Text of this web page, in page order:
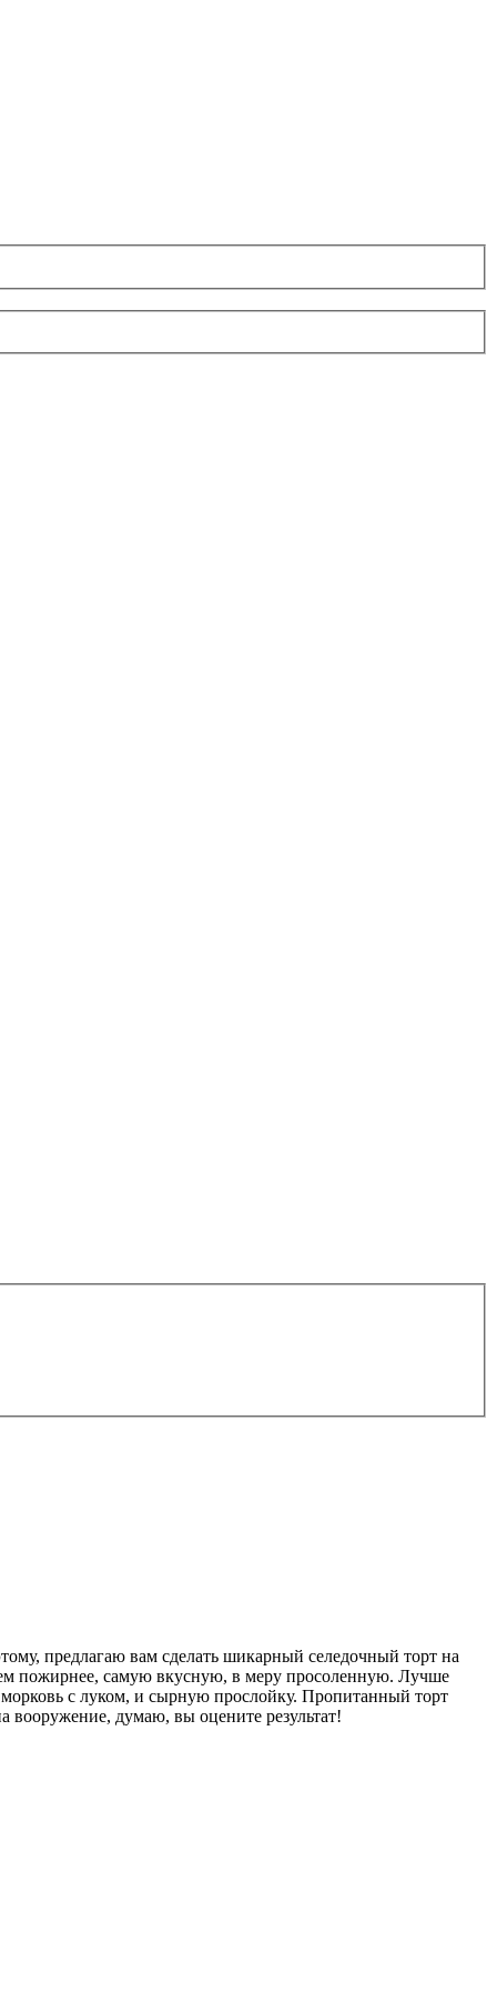
предлагаю вам сделать шикарный селедочный торт на
пожирнее, самую вкусную, в меру просоленную. Лучше
с луком, и сырную прослойку. Пропитанный торт
вооружение, думаю, вы оцените результат!